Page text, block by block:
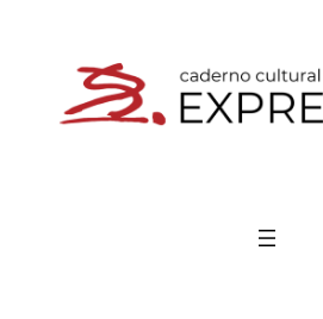
conteúdo